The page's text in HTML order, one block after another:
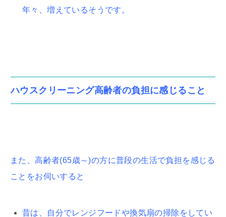
年々、増えているそうです。
ハウスクリーニング高齢者の負担に感じること
また、高齢者(65歳～)の方に普段の生活で負担を感じる
ことをお伺いすると
昔は、自分でレンジフードや換気扇の掃除をしてい